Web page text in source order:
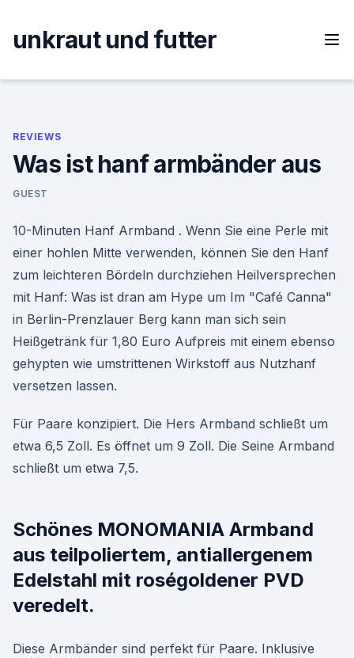
content
unkraut und futter
REVIEWS
Was ist hanf armbänder aus
GUEST
10-Minuten Hanf Armband . Wenn Sie eine Perle mit
einer hohlen Mitte verwenden, können Sie den Hanf
zum leichteren Bördeln durchziehen Heilversprechen
mit Hanf: Was ist dran am Hype um Im "Café Canna"
in Berlin-Prenzlauer Berg kann man sich sein
Heißgetränk für 1,80 Euro Aufpreis mit einem ebenso
gehypten wie umstrittenen Wirkstoff aus Nutzhanf
versetzen lassen.
Für Paare konzipiert. Die Hers Armband schließt um
etwa 6,5 Zoll. Es öffnet um 9 Zoll. Die Seine Armband
schließt um etwa 7,5.
Schönes MONOMANIA Armband
aus teilpoliertem, antiallergenem
Edelstahl mit roségoldener PVD
veredelt.
Diese Armbänder sind perfekt für Paare. Inklusive